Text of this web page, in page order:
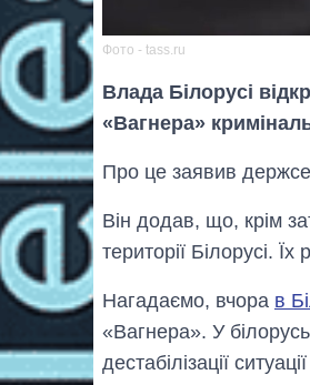
Фото - tass.ru
Влада Білорусі
«Вагнера»
Про це заявив
Він додав, що, крім
території Білорусі.
Нагадаємо, вчора в
«Вагнера». У
дестабілізації